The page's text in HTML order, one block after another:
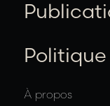
À propos